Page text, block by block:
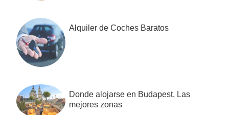
Alquiler de Coches Baratos
Donde alojarse en Budapest, Las
mejores zonas